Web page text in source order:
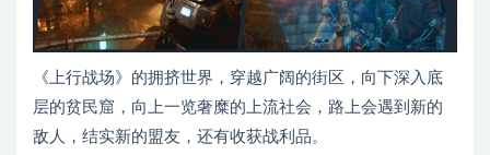
《上行战场》的拥挤世界，穿越广阔的街区，向下深入底
层的贫民窟，向上一览奢糜的上流社会，路上会遇到新的
敌人，结实新的盟友，还有收获战利品。